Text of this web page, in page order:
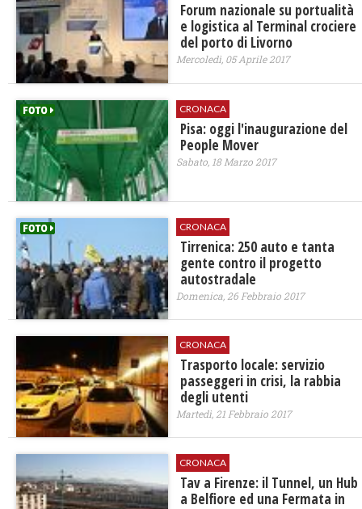
Forum nazionale su portualità
e logistica al Terminal crociere
del porto di Livorno
Mercoledì, 05 Aprile 2017
CRONACA
Pisa: oggi l'inaugurazione del
People Mover
Sabato, 18 Marzo 2017
CRONACA
Tirrenica: 250 auto e tanta
gente contro il progetto
autostradale
Domenica, 26 Febbraio 2017
CRONACA
Trasporto locale: servizio
passeggeri in crisi, la rabbia
degli utenti
Martedì, 21 Febbraio 2017
CRONACA
Tav a Firenze: il Tunnel, un Hub
a Belfiore ed una Fermata in